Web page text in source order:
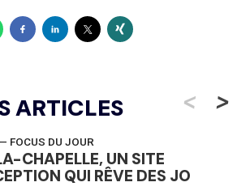
ARTICLES <
— FOCUS DU JOUR
CHAPELLE, UN SITE
QUI RÊVE DES JO
>